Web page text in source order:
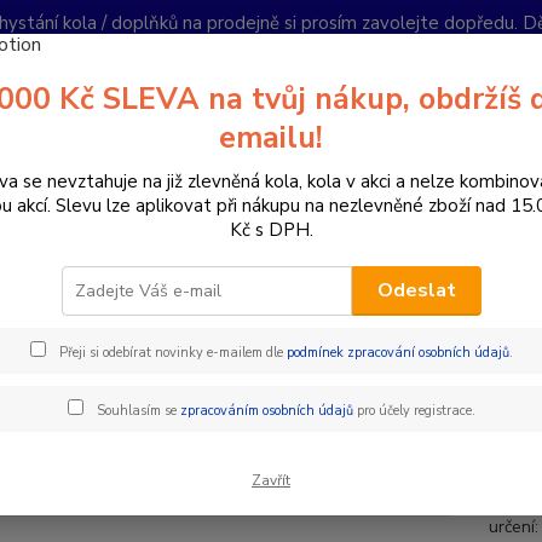
kola / doplňků na prodejně si prosím zavolejte dopředu.
Hledat
PO-
ŘÍDÍTKA BLACKLABEL 31,8
Kč SLEVA na tvůj nákup, obdržíš
emailu!
se nevztahuje na již zlevněná kola, kola v akci a nelze
akcí. Slevu lze aplikovat při nákupu na nezlevněné zboží nad
Kč s DPH.
Odeslat
Přeji si odebírat novinky e-mailem dle podmínek zpracování osobních údajů.
Souhlasím se zpracováním osobních údajůpro účely registrace.
Zavřít